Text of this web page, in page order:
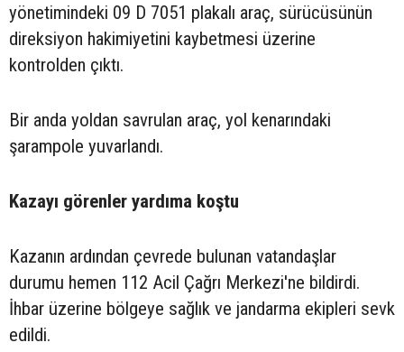
yönetimindeki 09 D 7051 plakalı araç, sürücüsünün
direksiyon hakimiyetini kaybetmesi üzerine
kontrolden çıktı.
Bir anda yoldan savrulan araç, yol kenarındaki
şarampole yuvarlandı.
Kazayı görenler yardıma koştu
Kazanın ardından çevrede bulunan vatandaşlar
durumu hemen 112 Acil Çağrı Merkezi'ne bildirdi.
İhbar üzerine bölgeye sağlık ve jandarma ekipleri sevk
edildi.